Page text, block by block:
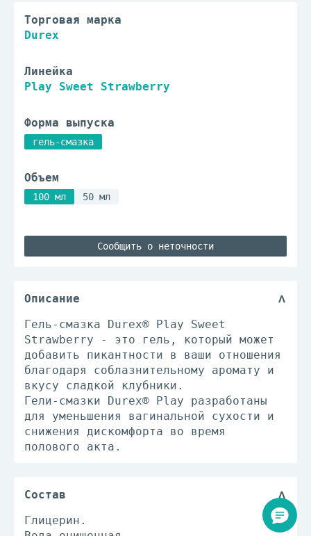
Торговая марка
Durex
Линейка
Play Sweet Strawberry
Форма выпуска
гель-смазка
Объем
100 мл 50 мл
Сообщить о неточности
Описание
Гель-смазка Durex® Play Sweet
Strawberry - это гель, который может
добавить пикантности в ваши отношения
благодаря соблазнительному аромату и
вкусу сладкой клубники.
Гели-смазки Durex® Play разработаны
для уменьшения вагинальной сухости и
снижения дискомфорта во время
полового акта.
Состав
Глицерин.